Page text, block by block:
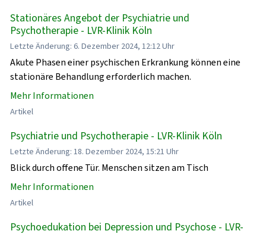
Stationäres Angebot der Psychiatrie und
Psychotherapie - LVR-Klinik Köln
Letzte Änderung: 6. Dezember 2024, 12:12 Uhr
Akute Phasen einer psychischen Erkrankung können eine
stationäre Behandlung erforderlich machen.
Mehr Informationen
Artikel
Psychiatrie und Psychotherapie - LVR-Klinik Köln
Letzte Änderung: 18. Dezember 2024, 15:21 Uhr
Blick durch offene Tür. Menschen sitzen am Tisch
Mehr Informationen
Artikel
Psychoedukation bei Depression und Psychose - LVR-